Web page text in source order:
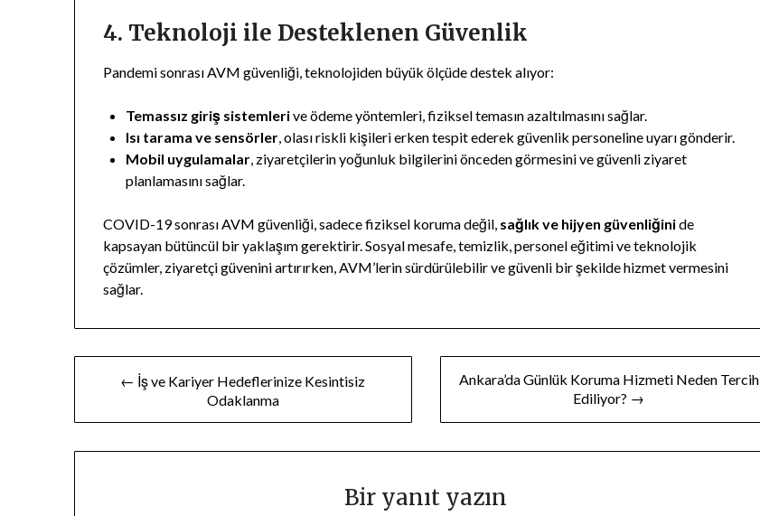
4. Teknoloji ile Desteklenen Güvenlik
Pandemi sonrası AVM güvenliği, teknolojiden büyük ölçüde destek alıyor:
Temassız giriş sistemlerive ödeme yöntemleri, fiziksel temasın azaltılmasını sağlar.
Isı tarama ve sensörler, olası riskli kişileri erken tespit ederek güvenlik personeline uyarı gönderir.
Mobil uygulamalar, ziyaretçilerin yoğunluk bilgilerini önceden görmesini ve güvenli ziyaret
planlamasını sağlar.
COVID-19 sonrası AVM güvenliği, sadece fiziksel koruma değil, sağlık ve hijyen güvenliğinide
kapsayan bütüncül bir yaklaşım gerektirir. Sosyal mesafe, temizlik, personel eğitimi ve teknolojik
çözümler, ziyaretçi güvenini artırırken, AVM’lerin sürdürülebilir ve güvenli bir şekilde hizmet vermesini
sağlar.
← İş ve Kariyer Hedeflerinize Kesintisiz
Odaklanma
Ankara’da Günlük Koruma Hizmeti Neden Tercih
Ediliyor? →
Bir yanıt yazın